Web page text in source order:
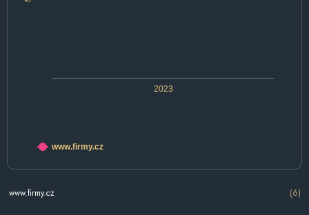
2023
www.firmy.cz
www.firmy.cz (6)